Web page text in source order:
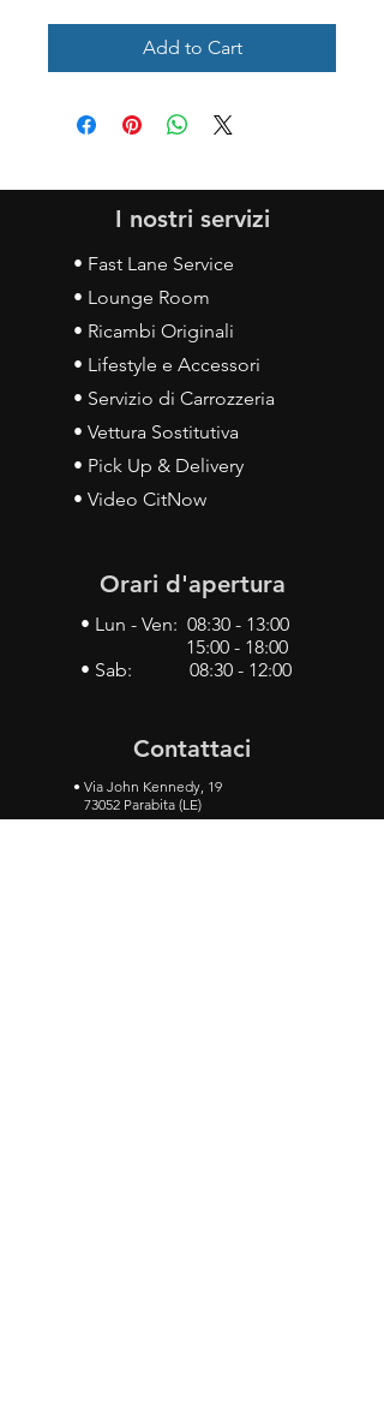
Add to Cart
I nostri servizi
• Fast Lane Service
• Lounge Room
• Ricambi Originali
• Lifestyle e Accessori
• Servizio di Carrozzeria
• Vettura Sostitutiva
• Pick Up & Delivery
• Video CitNow
Orari d'apertura
• Lun - Ven: 08:30 - 13:00
15:00 - 18:00
• Sab: 08:30 - 12:00
Contattaci
• Via John Kennedy, 19
73052 Parabita (LE)